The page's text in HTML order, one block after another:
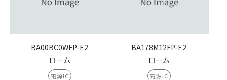
BA00BC0WFP-E2
ローム
電源IC
BA178M12FP-E2
ローム
電源IC